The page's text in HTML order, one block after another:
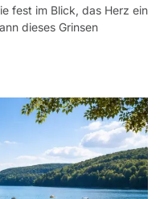
fest im Blick, das Herz ein
dieses Grinsen